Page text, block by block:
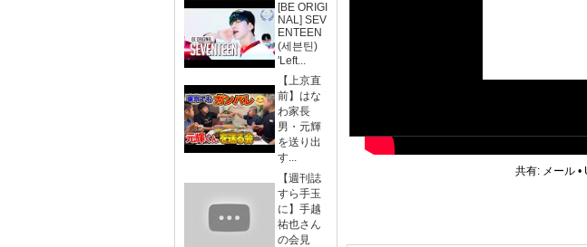
[BE ORIGI
NAL] SEV
ENTEEN
(세븐틴)
'Left...
【上京直
前】はな
わ家長
男・元輝
を送り出
す...
【週刊誌
すら手玉
に】手越
祐也さん
の会見
共有: メール •